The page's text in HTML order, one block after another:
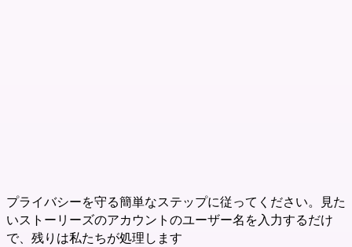
プライバシーを守る簡単なステップに従ってください。見た
いストーリーズのアカウントのユーザー名を入力するだけ
で、残りは私たちが処理します